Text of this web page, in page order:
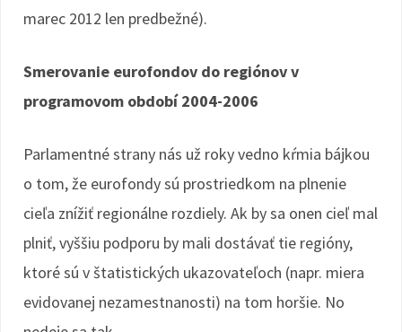
marec 2012 len predbežné).
Smerovanie eurofondov do regiónov v
programovom období 2004-2006
Parlamentné strany nás už roky vedno kŕmia bájkou
o tom, že eurofondy sú prostriedkom na plnenie
cieľa znížiť regionálne rozdiely. Ak by sa onen cieľ mal
plniť, vyššiu podporu by mali dostávať tie regióny,
ktoré sú v štatistických ukazovateľoch (napr. miera
evidovanej nezamestnanosti) na tom horšie. No